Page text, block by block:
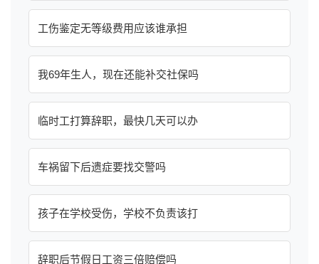
工伤鉴定无等级费用应该谁承担
我69年生人，现在还能补交社保吗
临时工打算辞职，最快几天可以办
车祸留下后遗症要找交警吗
孩子在学校受伤，学校不负责该打
辞职后节假日工资三倍赔偿吗